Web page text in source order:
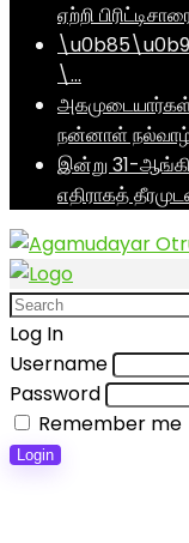
ஏற்றி
\…
நன்னாள்
இன்று 31-
எதிராகத்
Log In
Username
Password
Remember me
Login